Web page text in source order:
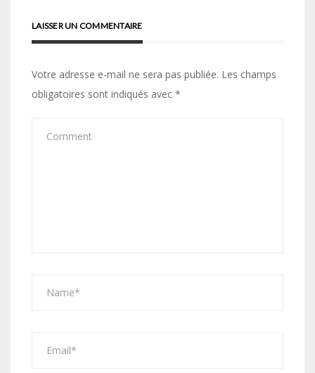
LAISSER UN COMMENTAIRE
Votre adresse e-mail ne sera pas publiée. Les champs
obligatoires sont indiqués avec *